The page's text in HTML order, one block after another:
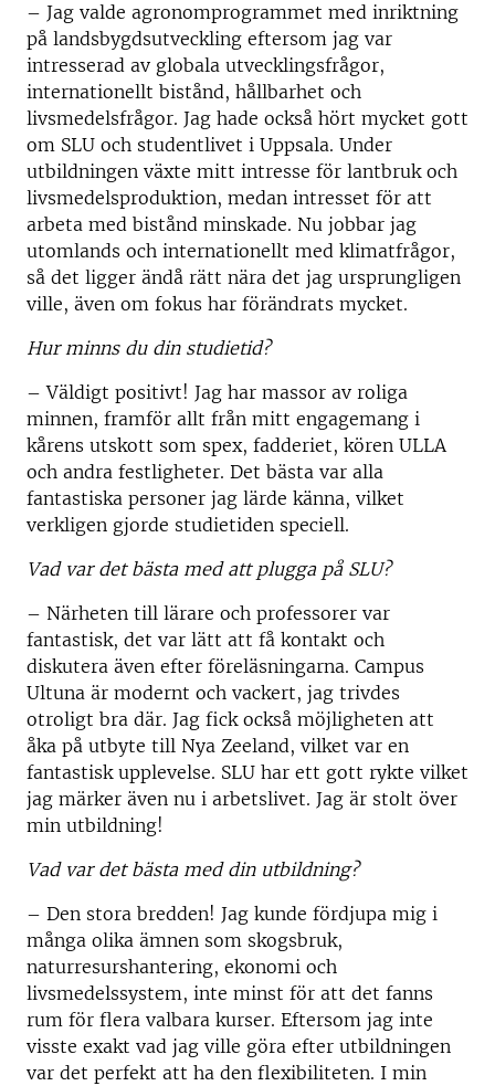
– Jag valde agronomprogrammet med inriktning
på landsbygdsutveckling eftersom jag var
intresserad av globala utvecklingsfrågor,
internationellt bistånd, hållbarhet och
livsmedelsfrågor. Jag hade också hört mycket gott
om SLU och studentlivet i Uppsala. Under
utbildningen växte mitt intresse för lantbruk och
livsmedelsproduktion, medan intresset för att
arbeta med bistånd minskade. Nu jobbar jag
utomlands och internationellt med klimatfrågor,
så det ligger ändå rätt nära det jag ursprungligen
ville, även om fokus har förändrats mycket.
Hur minns du din studietid?
– Väldigt positivt! Jag har massor av roliga
minnen, framför allt från mitt engagemang i
kårens utskott som spex, fadderiet, kören ULLA
och andra festligheter. Det bästa var alla
fantastiska personer jag lärde känna, vilket
verkligen gjorde studietiden speciell.
Vad var det bästa med att plugga på SLU?
– Närheten till lärare och professorer var
fantastisk, det var lätt att få kontakt och
diskutera även efter föreläsningarna. Campus
Ultuna är modernt och vackert, jag trivdes
otroligt bra där. Jag fick också möjligheten att
åka på utbyte till Nya Zeeland, vilket var en
fantastisk upplevelse. SLU har ett gott rykte vilket
jag märker även nu i arbetslivet. Jag är stolt över
min utbildning!
Vad var det bästa med din utbildning?
– Den stora bredden! Jag kunde fördjupa mig i
många olika ämnen som skogsbruk,
naturresurshantering, ekonomi och
livsmedelssystem, inte minst för att det fanns
rum för flera valbara kurser. Eftersom jag inte
visste exakt vad jag ville göra efter utbildningen
var det perfekt att ha den flexibiliteten. I min